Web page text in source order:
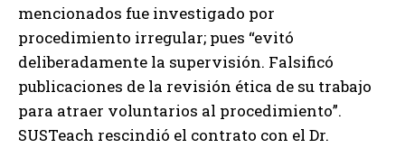
mencionados fue investigado por
procedimiento irregular; pues “evitó
deliberadamente la supervisión. Falsificó
publicaciones de la revisión ética de su trabajo
para atraer voluntarios al procedimiento”.
SUSTeach rescindió el contrato con el Dr.